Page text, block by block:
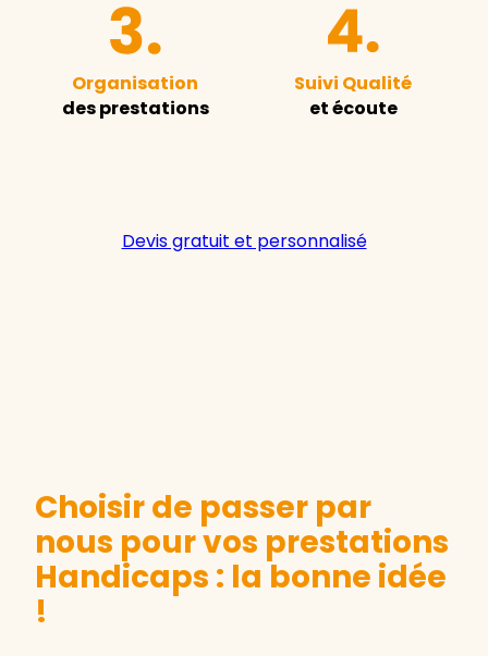
Organisation
des prestations
Suivi Qualité
et écoute
Devis gratuit et personnalisé
Choisir de passer par
nous pour vos prestations
Handicaps : la bonne idée
!